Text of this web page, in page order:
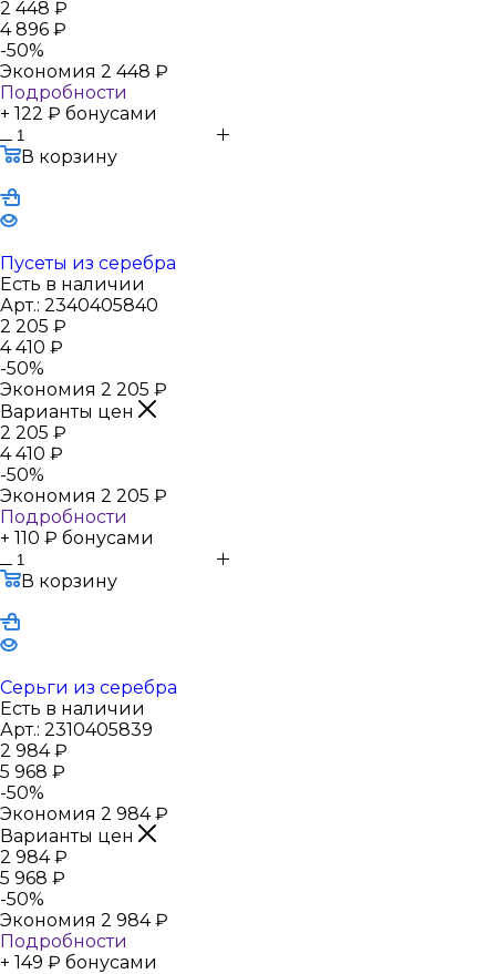
2 448 ₽
4 896 ₽
-50%
Экономия 2 448 ₽
Подробности
+ 122 ₽ бонусами
В корзину
Пусеты из серебра
Есть в наличии
Арт.: 2340405840
2 205 ₽
4 410 ₽
-50%
Экономия 2 205 ₽
Варианты цен
2 205 ₽
4 410 ₽
-50%
Экономия 2 205 ₽
Подробности
+ 110 ₽ бонусами
В корзину
Серьги из серебра
Есть в наличии
Арт.: 2310405839
2 984₽
5 968 ₽
-50%
Экономия 2 984₽
Варианты цен
2 984₽
5 968 ₽
-50%
Экономия 2 984₽
Подробности
+ 149 ₽ бонусами